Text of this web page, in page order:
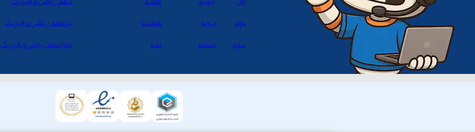
دوم پنجم
سوم ششم
هشتم
نهم
یازدهم ریاضی و فیزیک
دوازدهم ریاضی و فیزیک